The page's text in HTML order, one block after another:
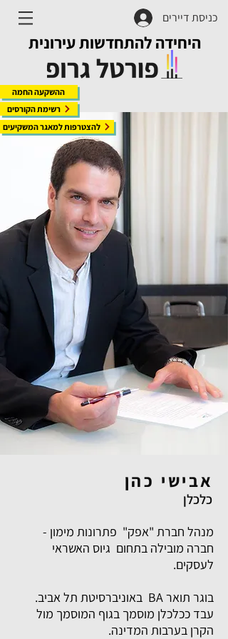
כניסת דיירים
היחידה להתחדשות עירונית
ההשקעה החמה
רשימת הקורסים
להצטרפות למאגר המשקיעים
אבישי כהן
כלכלן
מנהל חברת "אפק" פתרונות מימון -
חברה מובילה בתחום גיוס האשראי
לעסקים.
בוגר תואר BA באוניברסיטת תל אביב.
עבד ככלכלן מוסמך בגוף המוסמך מול
הקרן בערבות המדינה.